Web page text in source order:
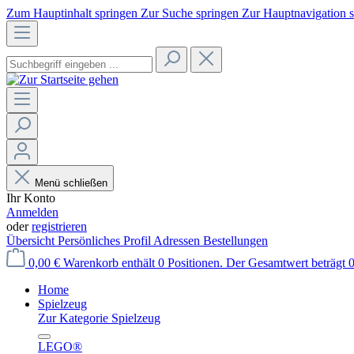
Zum Hauptinhalt springen Zur Suche springen Zur Hauptnavigation
Menü schließen
Ihr Konto
Anmelden
oderregistrieren
Übersicht Persönliches Profil Adressen Bestellungen
0,00 € Warenkorb enthält 0 Positionen. Der Gesamtwert beträgt
Home
Spielzeug
Zur Kategorie Spielzeug
LEGO®